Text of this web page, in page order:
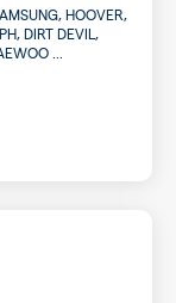
HOOVER,
DIRT DEVIL,
...